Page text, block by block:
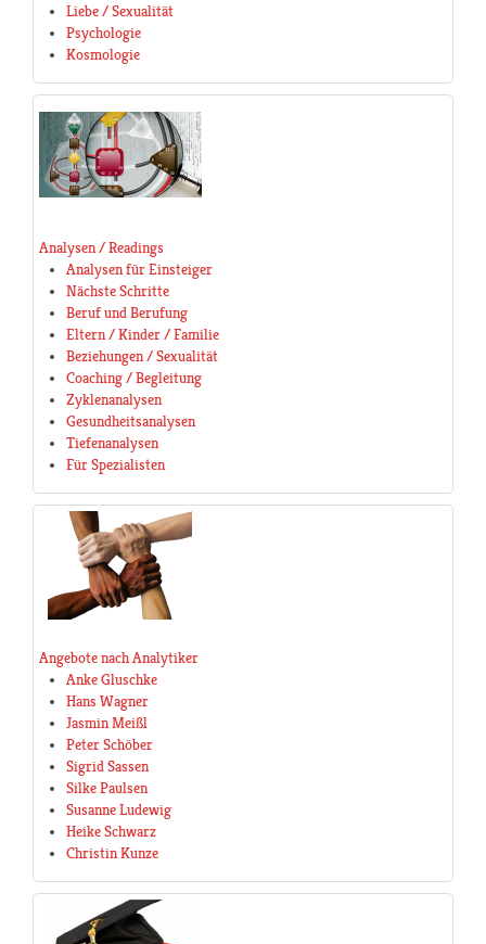
Liebe / Sexualität
Psychologie
Kosmologie
Analysen / Readings
Analysen für Einsteiger
Nächste Schritte
Beruf und Berufung
Eltern / Kinder / Familie
Beziehungen / Sexualität
Coaching / Begleitung
Zyklenanalysen
Gesundheitsanalysen
Tiefenanalysen
Für Spezialisten
Angebote nach Analytiker
Anke Gluschke
Hans Wagner
Jasmin Meißl
Peter Schöber
Sigrid Sassen
Silke Paulsen
Susanne Ludewig
Heike Schwarz
Christin Kunze